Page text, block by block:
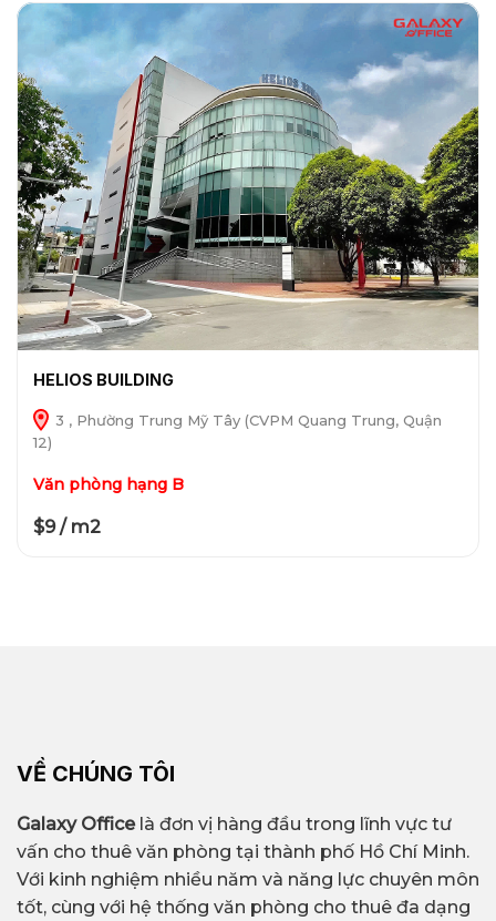
HELIOS BUILDING
3 , Phường Trung Mỹ Tây (CVPM Quang Trung, Quận
12)
Văn phòng hạng B
$9 / m2
VỀ CHÚNG TÔI
Galaxy Officelà đơn vị hàng đầu trong lĩnh vực tư
vấn cho thuê văn phòng tại thành phố Hồ Chí Minh.
Với kinh nghiệm nhiều năm và năng lực chuyên môn
tốt, cùng với hệ thống văn phòng cho thuê đa dạng